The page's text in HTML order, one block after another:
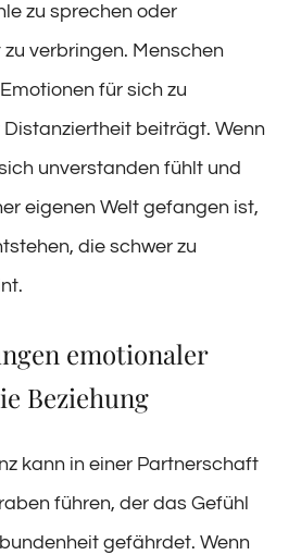
zu sprechen oder
verbringen. Menschen
für sich zu
Distanziertheit beiträgt. Wenn
unverstanden fühlt und
eigenen Welt gefangen ist,
die schwer zu
emotionaler
Beziehung
kann in einer Partnerschaft
führen, der das Gefühl
gefährdet. Wenn